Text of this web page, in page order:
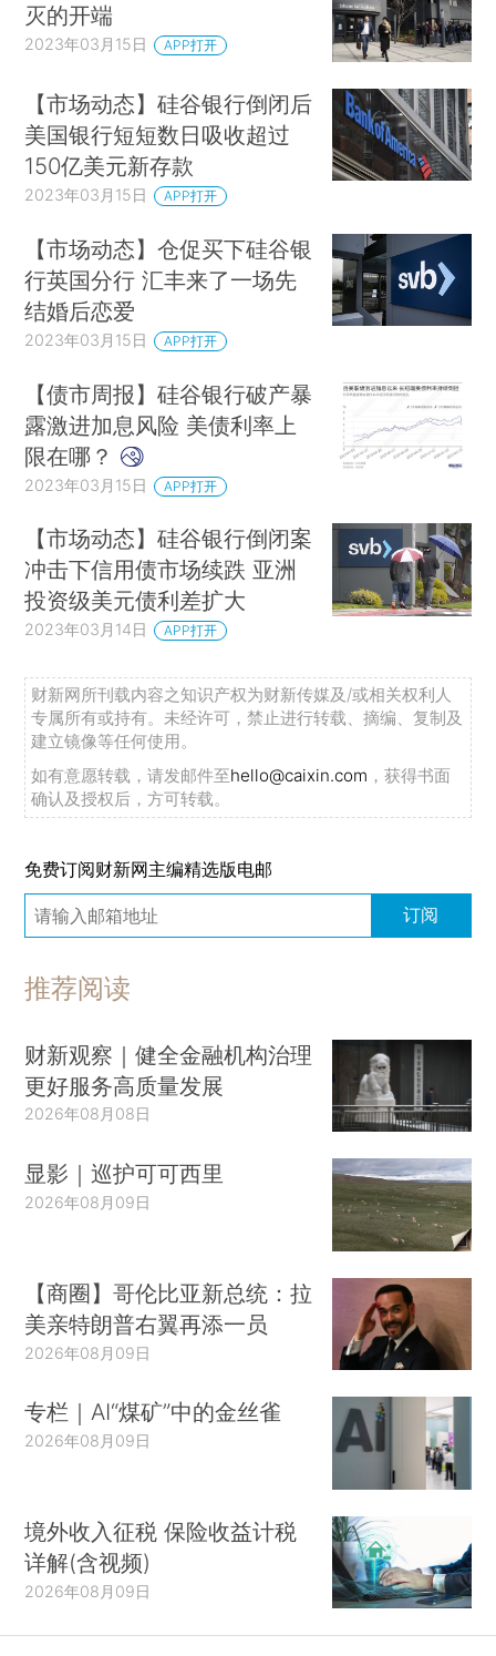
灭的开端
2023年03月15日 APP打开
【市场动态】硅谷银行倒闭后
美国银行短短数日吸收超过
150亿美元新存款
2023年03月15日 APP打开
【市场动态】仓促买下硅谷银
行英国分行 汇丰来了一场先
结婚后恋爱
2023年03月15日 APP打开
【债市周报】硅谷银行破产暴
露激进加息风险 美债利率上
限在哪？
2023年03月15日 APP打开
【市场动态】硅谷银行倒闭案
冲击下信用债市场续跌 亚洲
投资级美元债利差扩大
2023年03月14日 APP打开
财新网所刊载内容之知识产权为财新传媒及/或相关权利人
专属所有或持有。未经许可，禁止进行转载、摘编、复制及
建立镜像等任何使用。
如有意愿转载，请发邮件至hello@caixin.com ，获得书面
确认及授权后，方可转载。
免费订阅财新网主编精选版电邮
订阅
推荐阅读
财新观察｜健全金融机构治理
更好服务高质量发展
2026年08月08日
显影｜巡护可可西里
2026年08月09日
【商圈】哥伦比亚新总统：拉
美亲特朗普右翼再添一员
2026年08月09日
专栏｜AI“煤矿”中的金丝雀
2026年08月09日
境外收入征税 保险收益计税
详解(含视频)
2026年08月09日